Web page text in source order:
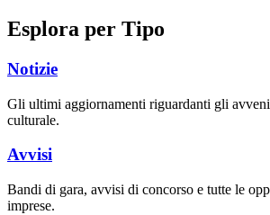
Esplora per Tipo
Notizie
Gli ultimi aggiornamenti riguardanti gli
culturale.
Avvisi
Bandi di gara, avvisi di concorso e tutte le
imprese.